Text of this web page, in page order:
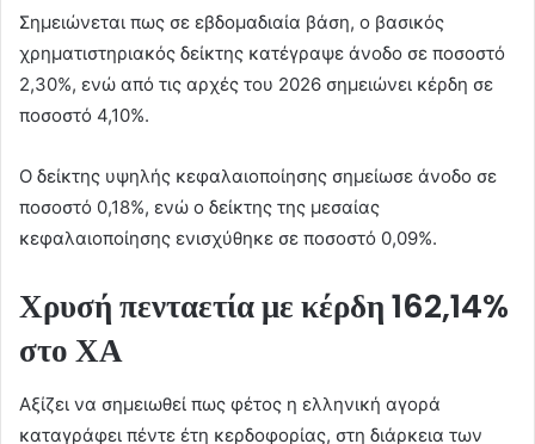
Σημειώνεται πως σε εβδομαδιαία βάση, ο βασικός
χρηματιστηριακός δείκτης κατέγραψε άνοδο σε ποσοστό
2,30%, ενώ από τις αρχές του 2026 σημειώνει κέρδη σε
ποσοστό 4,10%.
Ο δείκτης υψηλής κεφαλαιοποίησης σημείωσε άνοδο σε
ποσοστό 0,18%, ενώ ο δείκτης της μεσαίας
κεφαλαιοποίησης ενισχύθηκε σε ποσοστό 0,09%.
Χρυσή πενταετία με κέρδη 162,14%
στο ΧΑ
Αξίζει να σημειωθεί πως φέτος η ελληνική αγορά
καταγράφει πέντε έτη κερδοφορίας, στη διάρκεια των